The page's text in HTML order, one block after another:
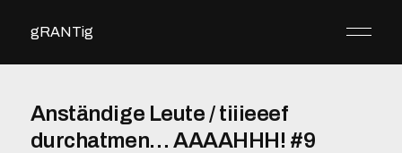
gRANTig
Anständige Leute / tiiieeef
durchatmen… AAAAHHH! #9